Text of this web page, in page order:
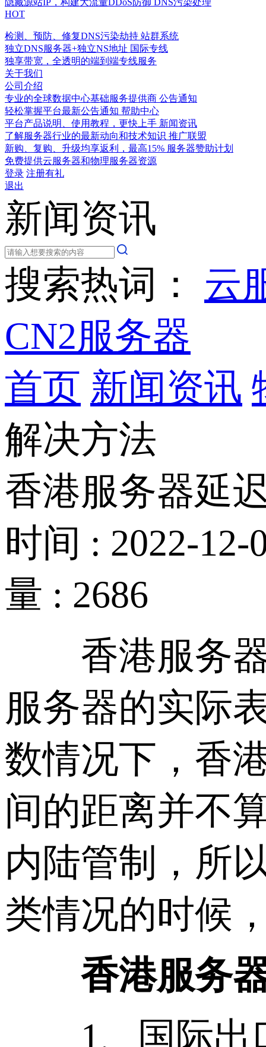
隐藏源站IP，构建大流量DDoS防御
DNS污染处理
HOT
检测、预防、修复DNS污染劫持 站群系统
独立DNS服务器+独立NS地址 国际专线
独享带宽，全透明的端到端专线服务
关于我们
公司介绍
专业的全球数据中心基础服务提供商 公告通知
轻松掌握平台最新公告通知 帮助中心
平台产品说明、使用教程，更快上手 新闻资讯
了解服务器行业的最新动向和技术知识 推广联盟
新购、复购、升级均享返利，最高15% 服务器赞助计划
免费提供云服务器和物理服务器资源
登录 注册有礼
退出
新闻资讯
搜索热词： 云
CN2服务器
首页 新闻资讯
解决方法
香港服务器延
时间 : 2022-12-
量 : 2686
香港服务器
服务器的实际
数情况下，香
间的距离并不
内陆管制，所
类情况的时候
香港服务
1、国际出口